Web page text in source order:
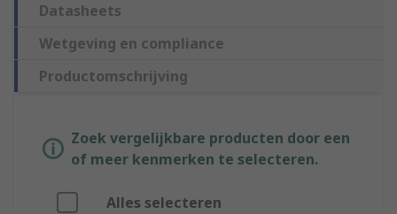
Datasheets
Wetgeving en compliance
Productomschrijving
Zoek vergelijkbare producten door een
of meer kenmerken te selecteren.
Alles selecteren